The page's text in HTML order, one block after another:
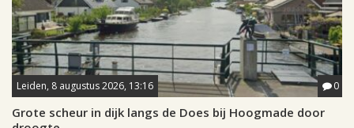
Leiden, 8 augustus 2026, 13:16 0
Grote scheur in dijk langs de Does bij Hoogmade door